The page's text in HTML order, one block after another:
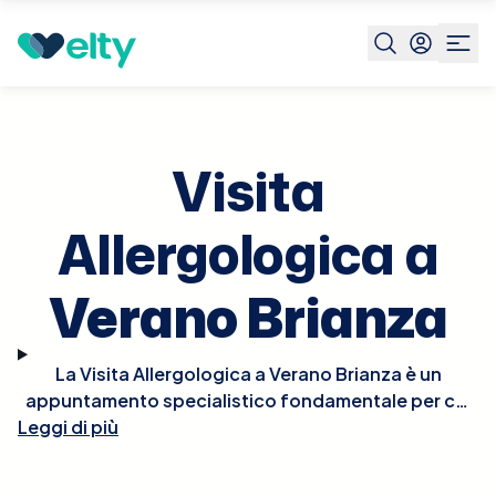
Prenota visita Verano Brianza
Visita
Allergologica a
Verano Brianza
La Visita Allergologica a Verano Brianza è un
appuntamento specialistico fondamentale per chi
soffre di reazioni allergiche o sospetta di avere
Leggi di più